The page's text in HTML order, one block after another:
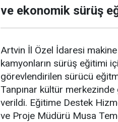
ve ekonomik sürüş
Artvin İl Özel İdaresi
kamyonların sürüş eğitimi
görevlendirilen sürücü
Tanpınar kültür
verildi. Eğitime Destek
ve Proje Müdürü Musa